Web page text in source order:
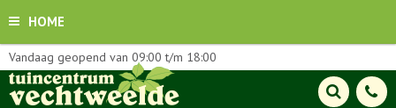
HOME
Vandaag geopend van 09:00 t/m 18:00